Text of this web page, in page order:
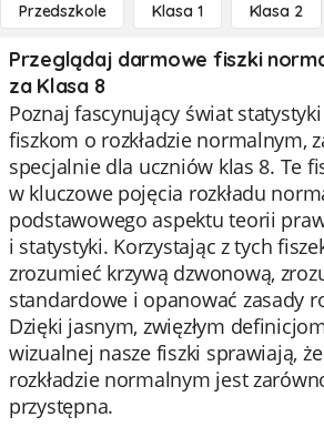
Przedszkole Klasa 1 Klasa 2
Przeglądaj darmowe fiszki
za Klasa 8
Poznaj fascynujący świat
fiszkom o rozkładzie normalnym,
specjalnie dla uczniów klas 8. Te
w kluczowe pojęcia rozkładu
podstawowego aspektu teorii
i statystyki. Korzystając z tych
zrozumieć krzywą dzwonową,
standardowe i opanować zasady
Dzięki jasnym, zwięzłym
wizualnej nasze fiszki sprawiają,
rozkładzie normalnym jest
przystępna.